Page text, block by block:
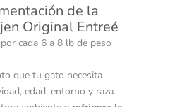
de la
Original Entreé
cada 6 a 8 lb de peso
que tu gato necesita
edad, entorno y raza.